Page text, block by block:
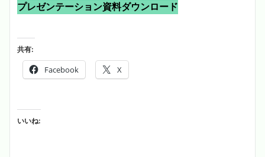
プレゼンテーション資料ダウンロード
共有:
Facebook X
いいね: